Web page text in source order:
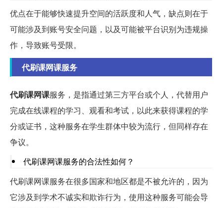
优点在于能够快速提升空间的活跃度和人气，缺点则在于
可能涉及到账号安全问题，以及可能被平台识别为违规操
作，导致账号受限。
代刷课网课服务
代刷课网课服务，是指通过第三方平台或个人，代替用户
完成在线课程的学习、观看和考试，以此来获得课程的学
分或证书，这种服务在学生群体中较为流行，但同样存在
争议。
代刷课网课服务的合法性如何？
代刷课网课服务在很多国家和地区都是不被允许的，因为
它涉及到学术不诚实和欺诈行为，使用这种服务可能会导